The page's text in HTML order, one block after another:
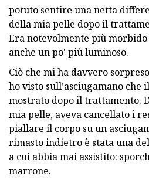
potuto sentire una netta
della mia pelle dopo il
Era notevolmente più morbido
anche un po' più luminoso.
Ciò che mi ha davvero
ho visto sull’asciugamano che
mostrato dopo il trattamento.
mia pelle, aveva cancellato i
piallare il corpo su un
rimasto indietro è stata una
a cui abbia mai assistito:
marrone.